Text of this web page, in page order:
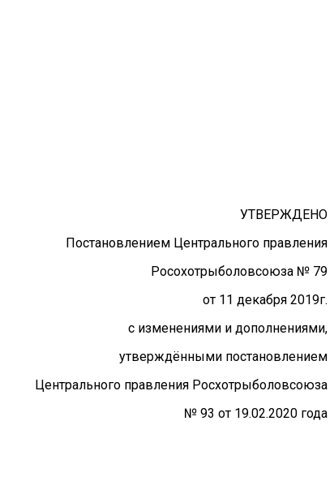
УТВЕРЖДЕНО
Постановлением Центрального правления
Росохотрыболовсоюза № 79
от 11 декабря 2019г.
с изменениями и дополнениями,
утверждёнными постановлением
Центрального правления Росхотрыболовсоюза
№ 93 от 19.02.2020 года